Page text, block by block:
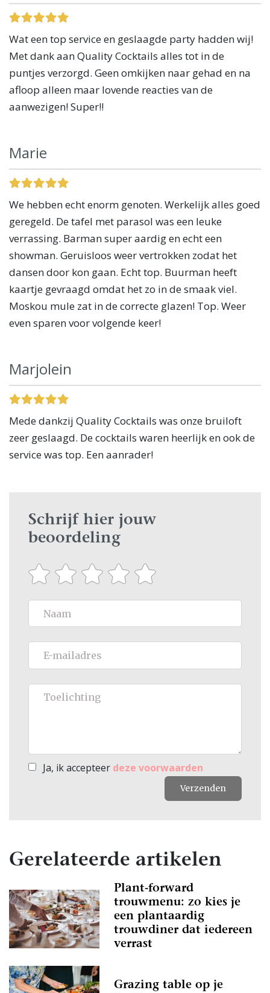
Wat een top service en geslaagde party hadden wij!
Met dank aan Quality Cocktails alles tot in de
puntjes verzorgd. Geen omkijken naar gehad en na
afloop alleen maar lovende reacties van de
aanwezigen! Super!!
Marie
We hebben echt enorm genoten. Werkelijk alles goed
geregeld. De tafel met parasol was een leuke
verrassing. Barman super aardig en echt een
showman. Geruisloos weer vertrokken zodat het
dansen door kon gaan. Echt top. Buurman heeft
kaartje gevraagd omdat het zo in de smaak viel.
Moskou mule zat in de correcte glazen! Top. Weer
even sparen voor volgende keer!
Marjolein
Mede dankzij Quality Cocktails was onze bruiloft
zeer geslaagd. De cocktails waren heerlijk en ook de
service was top. Een aanrader!
Schrijf hier jouw
beoordeling
Ja, ik accepteer deze voorwaarden
Verzenden
Gerelateerde artikelen
Plant-forward
trouwmenu: zo kies je
een plantaardig
trouwdiner dat iedereen
verrast
Grazing table op je